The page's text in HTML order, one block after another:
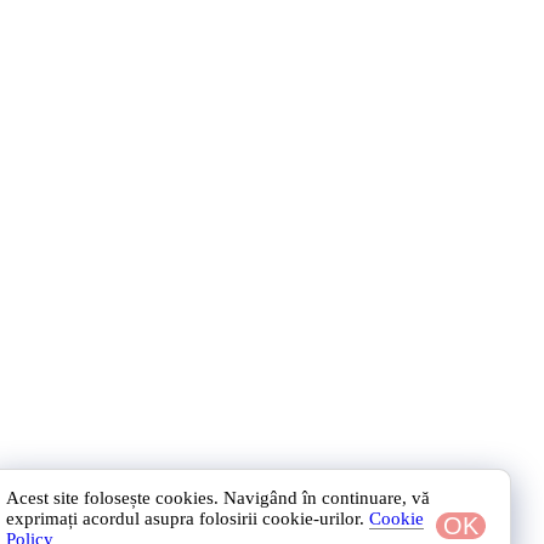
OK
Acest site folosește cookies. Navigând în continuare, vă
exprimați acordul asupra folosirii cookie-urilor.Cookie
Policy